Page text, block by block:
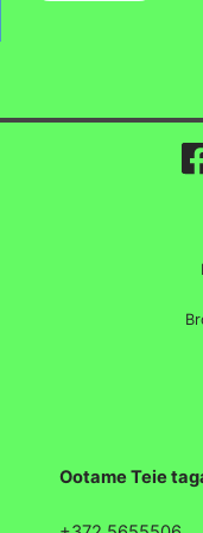
Ootame Teie